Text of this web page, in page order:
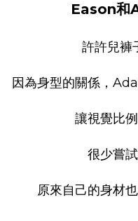
Eason和
許許兒褲
因為身型的關係，
讓視覺比
很少嘗
原來自己的身材